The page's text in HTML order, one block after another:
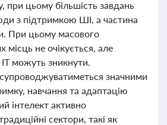
при цьому більшість завдань
з підтримкою ШІ, а частина
При цьому масового
місць не очікується, але
IT можуть зникнути.
значними
навчання та адаптацію
інтелект активно
сектори, такі як